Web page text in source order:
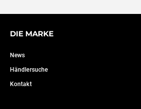
DIE MARKE
News
Händlersuche
Kontakt